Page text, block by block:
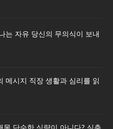
는 자유 당신의 무의식이 보내
메시지 직장 생활과 심리를 읽